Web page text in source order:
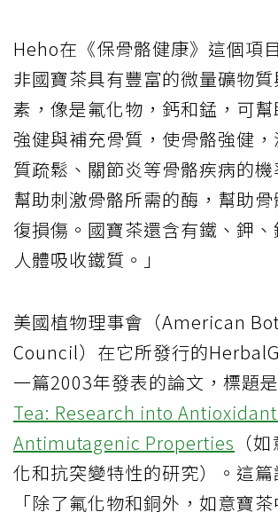
Heho在《保骨骼健康》這個項
非國寶茶具有豐富的微量礦物
素，像是氟化物，鈣和錳，可
強健與補充骨質，使骨骼強健
質疏鬆、關節炎等骨骼疾病的
幫助刺激骨骼所需的酶，幫助
復損傷。國寶茶還含有鐵、鉀
人體吸收鐵質。」
美國植物理事會（American
Council）在它所發行的
一篇2003年發表的論文，標題是
Tea: Research into
Antimutagenic Properties （
化和抗突變特性的研究）。這篇
「除了氟化物和銅外，如意寶